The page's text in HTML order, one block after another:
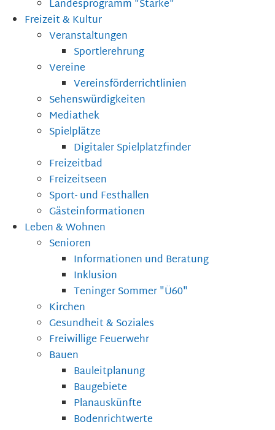
Landesprogramm "Stärke"
Freizeit & Kultur
Veranstaltungen
Sportlerehrung
Vereine
Vereinsförderrichtlinien
Sehenswürdigkeiten
Mediathek
Spielplätze
Digitaler Spielplatzfinder
Freizeitbad
Freizeitseen
Sport- und Festhallen
Gästeinformationen
Leben & Wohnen
Senioren
Informationen und Beratung
Inklusion
Teninger Sommer "Ü60"
Kirchen
Gesundheit & Soziales
Freiwillige Feuerwehr
Bauen
Bauleitplanung
Baugebiete
Planauskünfte
Bodenrichtwerte